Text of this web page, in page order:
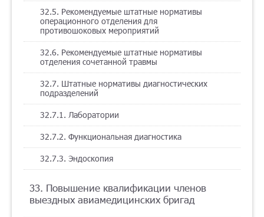
32.5. Рекомендуемые штатные нормативы
операционного отделения для
противошоковых мероприятий
32.6. Рекомендуемые штатные нормативы
отделения сочетанной травмы
32.7. Штатные нормативы диагностических
подразделений
32.7.1. Лаборатории
32.7.2. Функциональная диагностика
32.7.3. Эндоскопия
33. Повышение квалификации членов
выездных авиамедицинских бригад